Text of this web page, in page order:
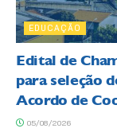
EDUCAÇÃO
Edital de
para seleção
Acordo de
05/08/2026